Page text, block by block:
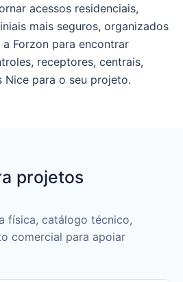
acessos residenciais,
mais seguros, organizados
Forzon para encontrar
receptores, centrais,
Nice para o seu projeto.
projetos
física, catálogo técnico,
comercial para apoiar